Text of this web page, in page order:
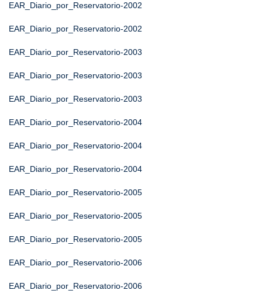
EAR_Diario_por_Reservatorio-2002
EAR_Diario_por_Reservatorio-2002
EAR_Diario_por_Reservatorio-2003
EAR_Diario_por_Reservatorio-2003
EAR_Diario_por_Reservatorio-2003
EAR_Diario_por_Reservatorio-2004
EAR_Diario_por_Reservatorio-2004
EAR_Diario_por_Reservatorio-2004
EAR_Diario_por_Reservatorio-2005
EAR_Diario_por_Reservatorio-2005
EAR_Diario_por_Reservatorio-2005
EAR_Diario_por_Reservatorio-2006
EAR_Diario_por_Reservatorio-2006